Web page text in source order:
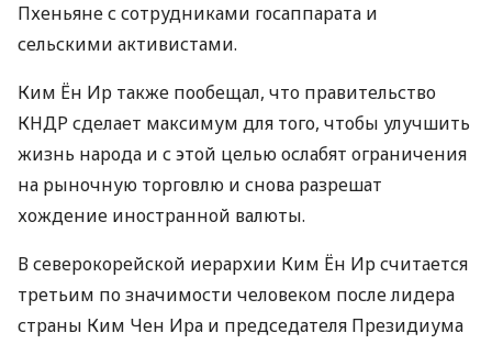
Пхеньяне с сотрудниками госаппарата и
сельскими активистами.
Ким Ён Ир также пообещал, что правительство
КНДР сделает максимум для того, чтобы улучшить
жизнь народа и с этой целью ослабят ограничения
на рыночную торговлю и снова разрешат
хождение иностранной валюты.
В северокорейской иерархии Ким Ён Ир считается
третьим по значимости человеком после лидера
страны Ким Чен Ира и председателя Президиума